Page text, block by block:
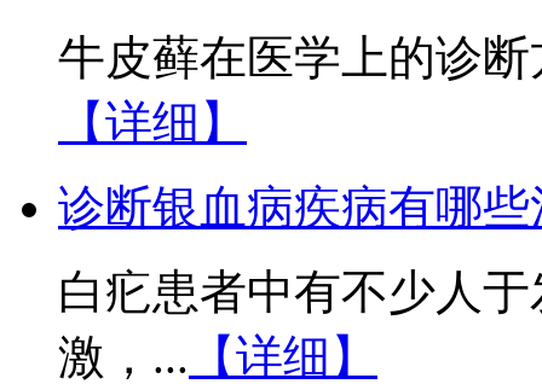
牛皮藓在医学上的诊
【详细】
诊断银血病疾病有哪
白疕患者中有不少人
激，... 【详细】